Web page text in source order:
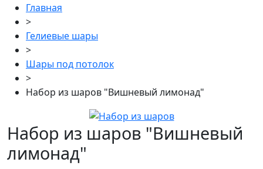
Главная
>
Гелиевые шары
>
Шары под потолок
>
Набор из шаров "Вишневый лимонад"
Набор из шаров "Вишневый
лимонад"